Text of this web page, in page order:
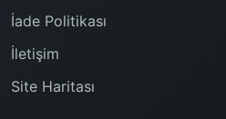
İade Politikası
İletişim
Site Haritası